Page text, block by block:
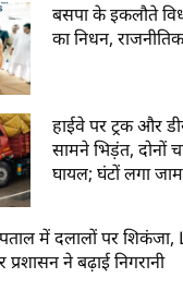
बसपा के इकलौते
का निधन,
हाईवे पर ट्रक और
सामने भिड़ंत, दोनों
घायल; घंटों लगा जाम
में दलालों पर शिकंजा,
ने बढ़ाई निगरानी